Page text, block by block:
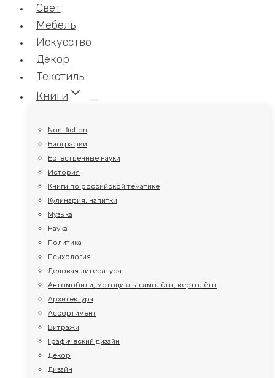
Свет
Мебель
Искусство
Декор
Текстиль
Книги
Non-fiction
Биографии
Естественные науки
История
Книги по российской тематике
Кулинария, напитки
Музыка
Наука
Политика
Психология
Деловая литература
Автомобили, мотоциклы самолёты, вертолёты
Архитектура
Ассортимент
Витражи
Графический дизайн
Декор
Дизайн